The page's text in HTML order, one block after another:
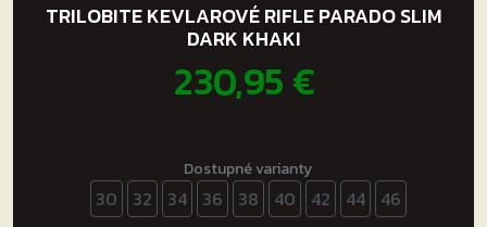
TRILOBITE KEVLAROVÉ RIFLE PARADO SLIM
DARK KHAKI
230,95€
Dostupné varianty
30 32 34 36 38 40 42 44 46